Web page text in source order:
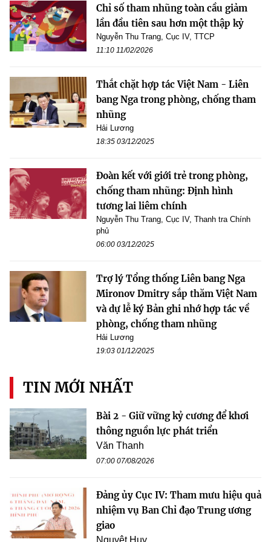
Chỉ số tham nhũng toàn cầu giảm
lần đầu tiên sau hơn một thập kỷ
Nguyễn Thu Trang, Cục IV, TTCP
11:10 11/02/2026
Thắt chặt hợp tác Việt Nam - Liên
bang Nga trong phòng, chống tham
nhũng
Hải Lương
18:35 03/12/2025
Đoàn kết với giới trẻ trong phòng,
chống tham nhũng: Định hình
tương lai liêm chính
Nguyễn Thu Trang, Cục IV, Thanh tra Chính
phủ
06:00 03/12/2025
Trợ lý Tổng thống Liên bang Nga
Mironov Dmitry sắp thăm Việt Nam
và dự lễ ký Bản ghi nhớ hợp tác về
phòng, chống tham nhũng
Hải Lương
19:03 01/12/2025
TIN MỚI NHẤT
Bài 2 - Giữ vững kỷ cương để khơi
thông nguồn lực phát triển
Văn Thanh
07:00 07/08/2026
Đảng ủy Cục IV: Tham mưu hiệu quả
nhiệm vụ Ban Chỉ đạo Trung ương
giao
Nguyệt Huy